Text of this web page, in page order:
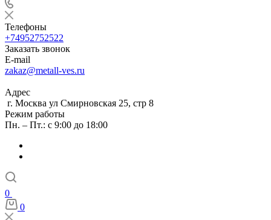
Телефоны
+74952752522
Заказать звонок
E-mail
zakaz@metall-ves.ru
Адрес
г. Москва ул Смирновская 25, стр 8
Режим работы
Пн. – Пт.: с 9:00 до 18:00
0
0